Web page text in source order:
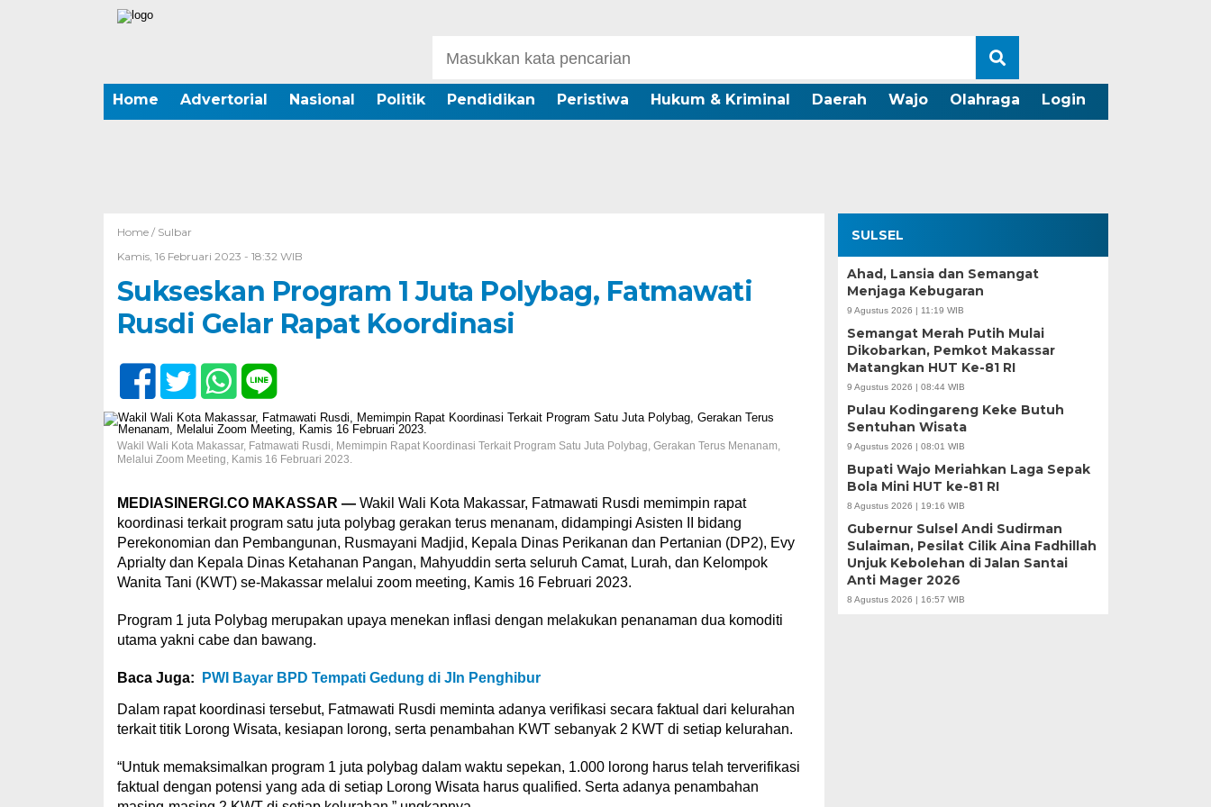
Home Advertorial Nasional Politik Pendidikan Peristiwa Hukum & Kriminal Daerah Wajo Olahraga Login
Home / Sulbar
Kamis, 16 Februari 2023 - 18:32 WIB
Sukseskan Program 1 Juta Polybag, Fatmawati
Rusdi Gelar Rapat Koordinasi
Wakil Wali Kota Makassar, Fatmawati Rusdi, Memimpin Rapat Koordinasi Terkait Program Satu Juta Polybag, Gerakan Terus Menanam,
Melalui Zoom Meeting, Kamis 16 Februari 2023.
MEDIASINERGI.CO MAKASSAR —Wakil Wali Kota Makassar, Fatmawati Rusdi memimpin rapat
koordinasi terkait program satu juta polybag gerakan terus menanam, didampingi Asisten II bidang
Perekonomian dan Pembangunan, Rusmayani Madjid, Kepala Dinas Perikanan dan Pertanian (DP2), Evy
Aprialty dan Kepala Dinas Ketahanan Pangan, Mahyuddin serta seluruh Camat, Lurah, dan Kelompok
Wanita Tani (KWT) se-Makassar melalui zoom meeting, Kamis 16 Februari 2023.
Program 1 juta Polybag merupakan upaya menekan inflasi dengan melakukan penanaman dua komoditi
utama yakni cabe dan bawang.
Baca Juga: PWI Bayar BPD Tempati Gedung di Jln Penghibur
Dalam rapat koordinasi tersebut, Fatmawati Rusdi meminta adanya verifikasi secara faktual dari kelurahan
terkait titik Lorong Wisata, kesiapan lorong, serta penambahan KWT sebanyak 2 KWT di setiap kelurahan.
“Untuk memaksimalkan program 1 juta polybag dalam waktu sepekan, 1.000 lorong harus telah terverifikasi
faktual dengan potensi yang ada di setiap Lorong Wisata harus qualified. Serta adanya penambahan
SULSEL
Ahad, Lansia dan Semangat
Menjaga Kebugaran
9 Agustus 2026 | 11:19 WIB
Semangat Merah Putih Mulai
Dikobarkan, Pemkot Makassar
Matangkan HUT Ke-81 RI
9 Agustus 2026 | 08:44 WIB
Pulau Kodingareng Keke Butuh
Sentuhan Wisata
9 Agustus 2026 | 08:01 WIB
Bupati Wajo Meriahkan Laga Sepak
Bola Mini HUT ke-81 RI
8 Agustus 2026 | 19:16 WIB
Gubernur Sulsel Andi Sudirman
Sulaiman, Pesilat Cilik Aina Fadhillah
Unjuk Kebolehan di Jalan Santai
Anti Mager 2026
8 Agustus 2026 | 16:57 WIB